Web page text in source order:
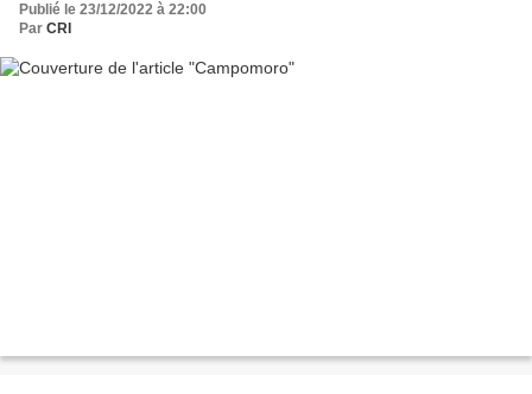
Publié le 23/12/2022 à 22:00
Par CRI